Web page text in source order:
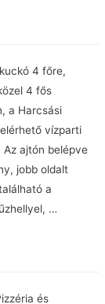
4 főre,
4 fős
a Harcsási
vízparti
ajtón belépve
jobb oldalt
a
…
és